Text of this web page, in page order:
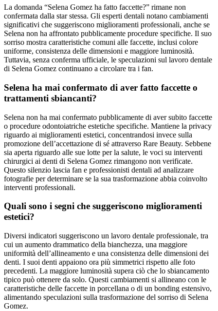
La domanda “Selena Gomez ha fatto faccette?” rimane non
confermata dalla star stessa. Gli esperti dentali notano cambiamenti
significativi che suggeriscono miglioramenti professionali, anche se
Selena non ha affrontato pubblicamente procedure specifiche. Il suo
sorriso mostra caratteristiche comuni alle faccette, inclusi colore
uniforme, consistenza delle dimensioni e maggiore luminosità.
Tuttavia, senza conferma ufficiale, le speculazioni sul lavoro dentale
di Selena Gomez continuano a circolare tra i fan.
Selena ha mai confermato di aver fatto faccette o
trattamenti sbiancanti?
Selena non ha mai confermato pubblicamente di aver subito faccette
o procedure odontoiatriche estetiche specifiche. Mantiene la privacy
riguardo ai miglioramenti estetici, concentrandosi invece sulla
promozione dell’accettazione di sé attraverso Rare Beauty. Sebbene
sia aperta riguardo alle sue lotte per la salute, le voci su interventi
chirurgici ai denti di Selena Gomez rimangono non verificate.
Questo silenzio lascia fan e professionisti dentali ad analizzare
fotografie per determinare se la sua trasformazione abbia coinvolto
interventi professionali.
Quali sono i segni che suggeriscono miglioramenti
estetici?
Diversi indicatori suggeriscono un lavoro dentale professionale, tra
cui un aumento drammatico della bianchezza, una maggiore
uniformità dell’allineamento e una consistenza delle dimensioni dei
denti. I suoi denti appaiono ora più simmetrici rispetto alle foto
precedenti. La maggiore luminosità supera ciò che lo sbiancamento
tipico può ottenere da solo. Questi cambiamenti si allineano con le
caratteristiche delle faccette in porcellana o di un bonding estensivo,
alimentando speculazioni sulla trasformazione del sorriso di Selena
Gomez.